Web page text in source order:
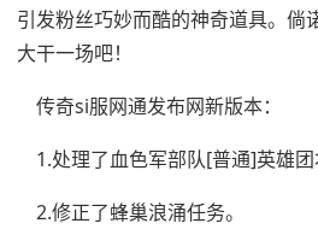
引发粉丝巧妙而酷的神奇道具。倘
大干一场吧！
传奇si服网通发布网新版本：
1.处理了血色军部队[普通]英雄团
2.修正了蜂巢浪涌任务。